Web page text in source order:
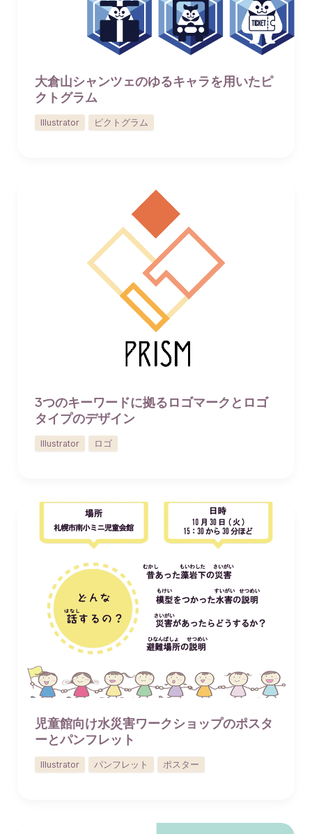
大倉山シャンツェのゆるキャラを用いたピ
クトグラム
Illustrator ピクトグラム
3つのキーワードに拠るロゴマークとロゴ
タイプのデザイン
Illustrator ロゴ
児童館向け水災害ワークショップのポスタ
ーとパンフレット
Illustrator パンフレット ポスター